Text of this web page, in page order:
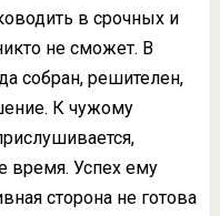
в срочных и
не сможет. В
собран, решителен,
К чужому
время. Успех ему
сторона не готова